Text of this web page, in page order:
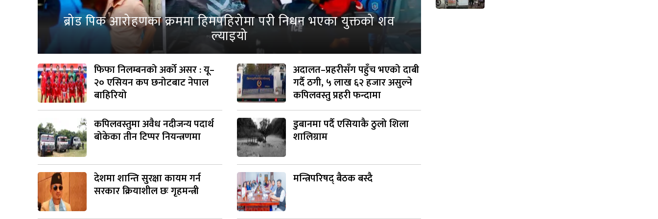
ब्रोड पिक आरोहणका क्रममा हिमपहिरोमा परी निधन भएका युक्तको शव
ल्याइयो
फिफा निलम्बनको अर्को असर : यू–
२० एसियन कप छनोटबाट नेपाल
बाहिरियो
कपिलवस्तुमा अवैध नदीजन्य पदार्थ
बोकेका तीन टिप्पर नियन्त्रणमा
देशमा शान्ति सुरक्षा कायम गर्न
सरकार क्रियाशील छः गृहमन्त्री
अदालत–प्रहरीसँग पहुँच भएको दाबी
गर्दै ठगी, ५ लाख ६२ हजार असुल्ने
कपिलवस्तु प्रहरी फन्दामा
डुबानमा पर्दै एसियाकै ठुलो शिला
शालिग्राम
मन्त्रिपरिषद् बैठक बस्दै